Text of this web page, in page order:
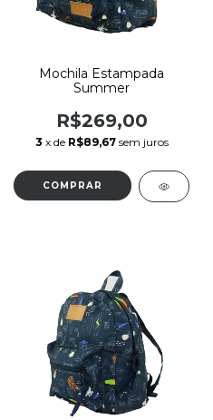
Mochila Estampada
Summer
R$269,00
3 x de R$89,67 sem juros